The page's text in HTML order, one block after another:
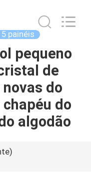
painéis
pequeno
de
do
do
algodão